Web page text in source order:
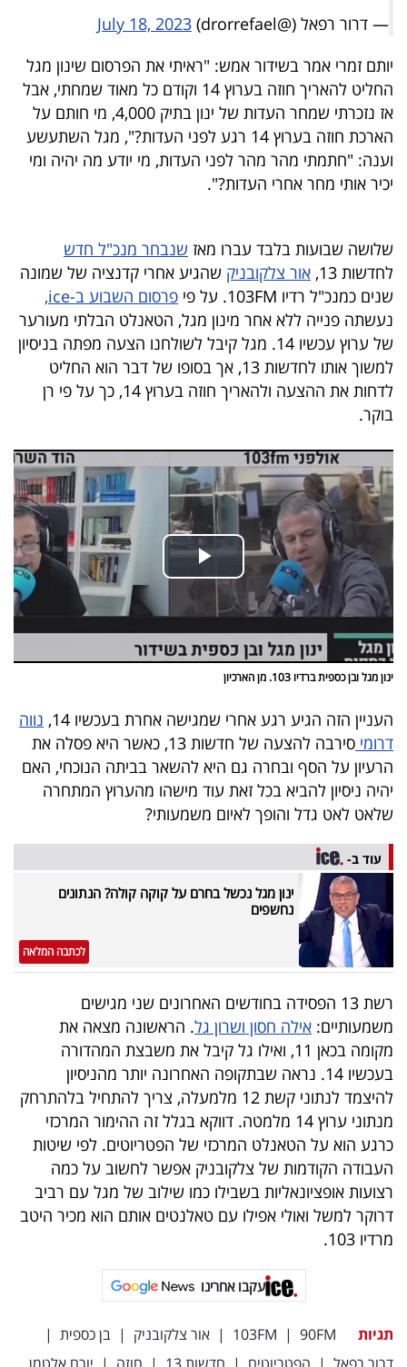
מייל
אדום
פרסמו
באייס
אחרינו:
— דרור רפאל (@drorrefael)
July 18, 2023
יותם זמרי אמר בשידור אמש: "ראיתי את הפרסום שינון מגל
החליט להאריך חוזה בערוץ 14 וקודם כל מאוד שמחתי, אבל
אז נזכרתי שמחר העדות של ינון בתיק 4,000, מי חותם על
הארכת חוזה בערוץ 14 רגע לפני העדות?", מגל השתעשע
וענה: "חתמתי מהר מהר לפני העדות, מי יודע מה יהיה ומי
יכיר אותי מחר אחרי העדות?".
שלושה שבועות בלבד עברו מאז שנבחר מנכ"ל חדש
לחדשות 13,
אור צלקובניק שהגיע אחרי קדנציה של שמונה
שנים כמנכ"ל רדיו 103FM. על פי
פרסום השבוע ב-ice,
נעשתה פנייה ללא אחר מינון מגל, הטאנלט הבלתי מעורער
של ערוץ עכשיו 14. מגל קיבל לשולחנו הצעה מפתה בניסיון
למשוך אותו לחדשות 13, אך בסופו של דבר הוא החליט
לדחות את ההצעה ולהאריך חוזה בערוץ 14, כך על פי רן
בוקר.
ינון מגל ובן כספית ברדיו 103. מן הארכיון
העניין הזה הגיע רגע אחרי שמגישה אחרת בעכשיו 14,
נווה
דרומי
סירבה להצעה של חדשות 13, כאשר היא פסלה את
הרעיון על הסף ובחרה גם היא להשאר בביתה הנוכחי, האם
יהיה ניסיון להביא בכל זאת עוד מישהו מהערוץ המתחרה
שלאט לאט גדל והופך לאיום משמעותי?
עוד ב-
ינון מגל נכשל בחרם על קוקה קולה? הנתונים
נחשפים
לכתבה המלאה
רשת 13 הפסידה בחודשים האחרונים שני מגישים
משמעותיים: אילה חסון ושרון גל. הראשונה מצאה את
מקומה בכאן 11, ואילו גל קיבל את משבצת המהדורה
בעכשיו 14. נראה שבתקופה האחרונה יותר מהניסיון
להיצמד לנתוני קשת 12 מלמעלה, צריך להתחיל בלהתרחק
מנתוני ערוץ 14 מלמטה. דווקא בגלל זה ההימור המרכזי
כרגע הוא על הטאנלט המרכזי של הפטריוטים. לפי שיטות
העבודה הקודמות של צלקובניק אפשר לחשוב על כמה
רצועות אופציונאליות בשבילו כמו שילוב של מגל עם רביב
דרוקר למשל ואולי אפילו עם טאלנטים אותם הוא מכיר היטב
מרדיו 103.
עקבו אחרינו
תגיות 103FM | 90FM
| אור צלקובניק | בן כספית |